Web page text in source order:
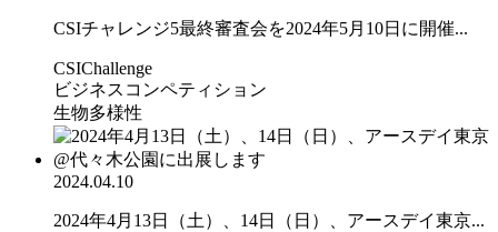
CSIチャレンジ5最終審査会を2024年5月10日に開催...
CSIChallenge
ビジネスコンペティション
生物多様性
2024.04.10
2024年4月13日（土）、14日（日）、アースデイ東京...